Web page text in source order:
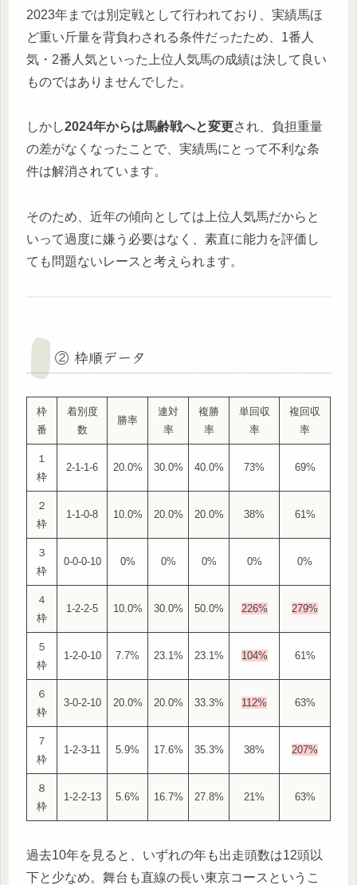
2023年までは別定戦として行われており、実績馬ほ
ど重い斤量を背負わされる条件だったため、1番人
気・2番人気といった上位人気馬の成績は決して良い
ものではありませんでした。
しかし2024年からは馬齢戦へと変更され、負担重量
の差がなくなったことで、実績馬にとって不利な条
件は解消されています。
そのため、近年の傾向としては上位人気馬だからと
いって過度に嫌う必要はなく、素直に能力を評価し
ても問題ないレースと考えられます。
② 枠順データ
枠
番
着別度
数
勝率
連対
率
複勝
率
単回収
率
複回収
率
１
枠
2-1-1-6 20.0% 30.0% 40.0% 73% 69%
２
枠
1-1-0-8 10.0% 20.0% 20.0% 38% 61%
３
枠
0-0-0-10 0% 0% 0% 0% 0%
４
枠
1-2-2-5 10.0% 30.0% 50.0% 226% 279%
５
枠
1-2-0-10 7.7% 23.1% 23.1% 104% 61%
６
枠
3-0-2-10 20.0% 20.0% 33.3% 112% 63%
７
枠
1-2-3-11 5.9% 17.6% 35.3% 38% 207%
８
枠
1-2-2-13 5.6% 16.7% 27.8% 21% 63%
過去10年を見ると、いずれの年も出走頭数は12頭以
下と少なめ。舞台も直線の長い東京コースというこ